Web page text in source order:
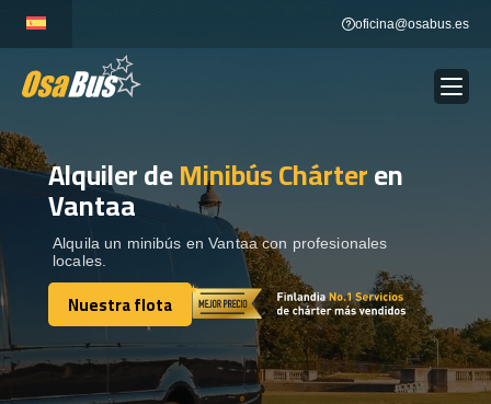
content
oficina@osabus.es
ALQUILER DE AUTOCARES Show dropdown
DESTINOS
RECORRIDAS Show dropdown
Alquiler deMinibús Chárteren
Vantaa
Alquila un minibús en Vantaa con profesionales
locales.
Nuestra flota
Nuestra flota